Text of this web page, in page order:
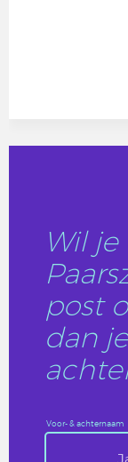
Wil
post
dan
Voor- & achternaam